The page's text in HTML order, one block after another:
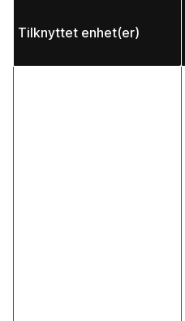
Tilknyttet enhet(er)